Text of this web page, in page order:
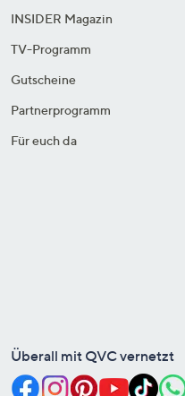
INSIDER Magazin
TV-Programm
Gutscheine
Partnerprogramm
Für euch da
Überall mit QVC vernetzt